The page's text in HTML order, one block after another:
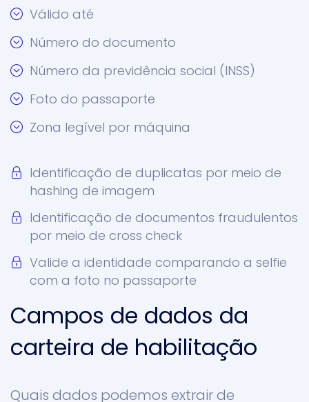
Válido até
Número do documento
Número da previdência social (INSS)
Foto do passaporte
Zona legível por máquina
Identificação de duplicatas por meio de
hashing de imagem
Identificação de documentos fraudulentos
por meio de cross check
Valide a identidade comparando a selfie
com a foto no passaporte
Campos de dados da
carteira de habilitação
Quais dados podemos extrair de